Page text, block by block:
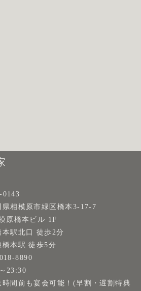
0143
県相模原市緑区橋本3-17-7
原橋本ビル 1F
本駅北口 徒歩2分
橋本駅 徒歩5分
8890
23:30
間前も宴会可能！(早割・遅割特典